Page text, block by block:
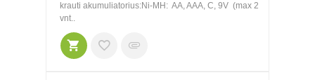
krauti akumuliatorius:Ni-MH: AA, AAA, C, 9V (max 2
vnt..